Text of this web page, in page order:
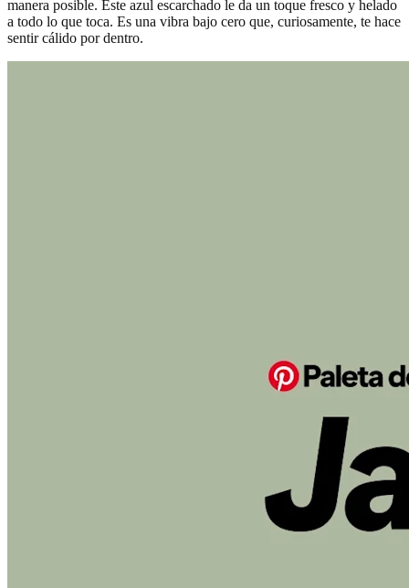
manera posible. Este azul escarchado le da un toque fresco y helado
a todo lo que toca. Es una vibra bajo cero que, curiosamente, te hace
sentir cálido por dentro.